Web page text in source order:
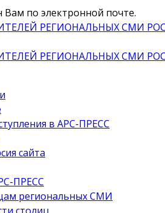
Вам по электронной почте.
в АРС-ПРЕСС
сайта
ПРЕСС
региональных СМИ